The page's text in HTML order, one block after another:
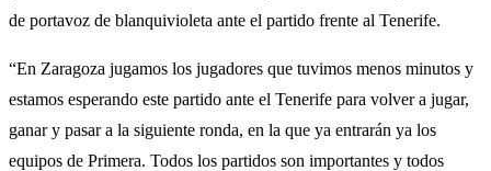
de portavoz de blanquivioleta ante el partido frente al Tenerife.
“En Zaragoza jugamos los jugadores que tuvimos menos minutos y
estamos esperando este partido ante el Tenerife para volver a jugar,
ganar y pasar a la siguiente ronda, en la que ya entrarán ya los
equipos de Primera. Todos los partidos son importantes y todos